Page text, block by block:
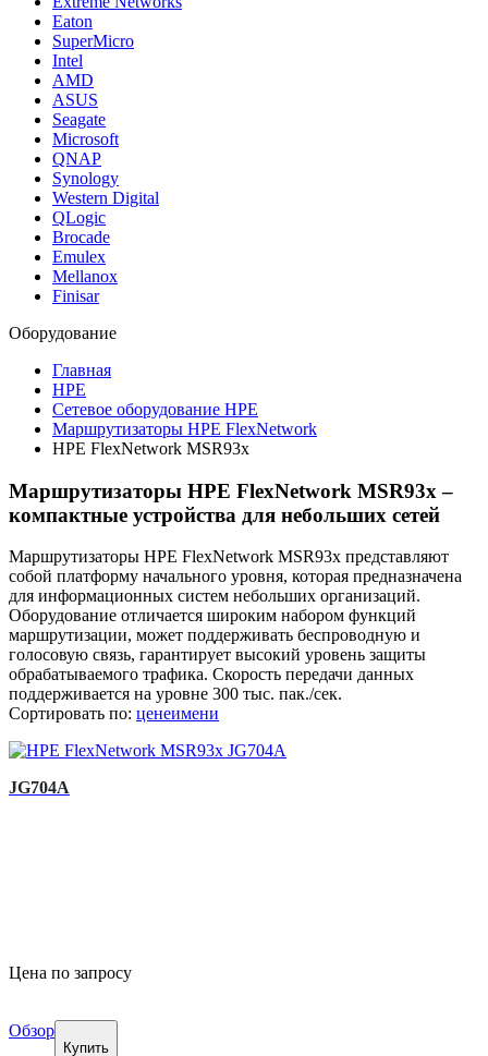
Eaton
SuperMicro
Intel
AMD
ASUS
Seagate
Microsoft
QNAP
Synology
Western Digital
QLogic
Brocade
Emulex
Mellanox
Finisar
Оборудование
Главная
HPE
Сетевое оборудование HPE
Маршрутизаторы HPE FlexNetwork
HPE FlexNetwork MSR93x
Маршрутизаторы HPE FlexNetwork MSR93x –
компактные устройства для небольших сетей
Маршрутизаторы HPE FlexNetwork MSR93x представляют
собой платформу начального уровня, которая предназначена
для информационных систем небольших организаций.
Оборудование отличается широким набором функций
маршрутизации, может поддерживать беспроводную и
голосовую связь, гарантирует высокий уровень защиты
обрабатываемого трафика. Скорость передачи данных
поддерживается на уровне 300 тыс. пак./сек.
Сортировать по: ценеимени
JG704A
Цена по запросу
Обзор
Купить